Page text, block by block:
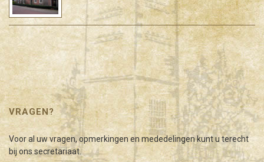
VRAGEN?
Voor al uw vragen, opmerkingen en mededelingen kunt u terecht
bij ons secretariaat.